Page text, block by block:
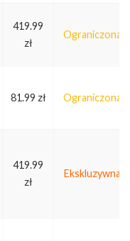
419.99
zł
Ograniczona
81.99 zł Ograniczona
419.99
zł
Ekskluzywna